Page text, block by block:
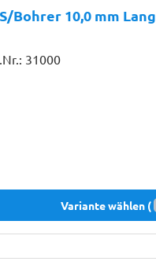
Bohrer 10,0 mm Lang
31000
Variante wählen (